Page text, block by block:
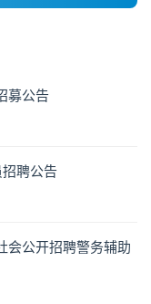
募公告
聘公告
会公开招聘警务辅助